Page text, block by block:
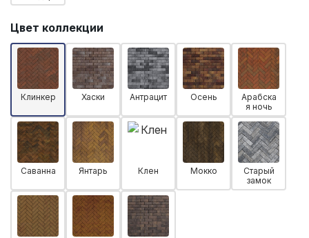
Цвет коллекции
Клинкер Хаски Антрацит Осень
Арабска
я ночь
Саванна Янтарь Клен Мокко
Старый
замок